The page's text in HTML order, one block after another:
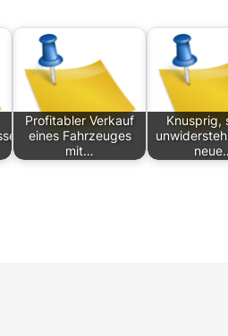
Profitabler Verkauf
eines Fahrzeuges
mit…
Knusprig,